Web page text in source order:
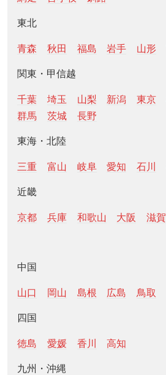
東北
青森 秋田 福島 岩手 山形
関東・甲信越
千葉 埼玉 山梨 新潟 東京
群馬
茨城 長野
東海・北陸
三重 富山 岐阜 愛知 石川
近畿
京都 兵庫 和歌山 大阪 滋賀
中国
山口 岡山 島根 広島 鳥取
四国
徳島 愛媛 香川 高知
九州・沖縄